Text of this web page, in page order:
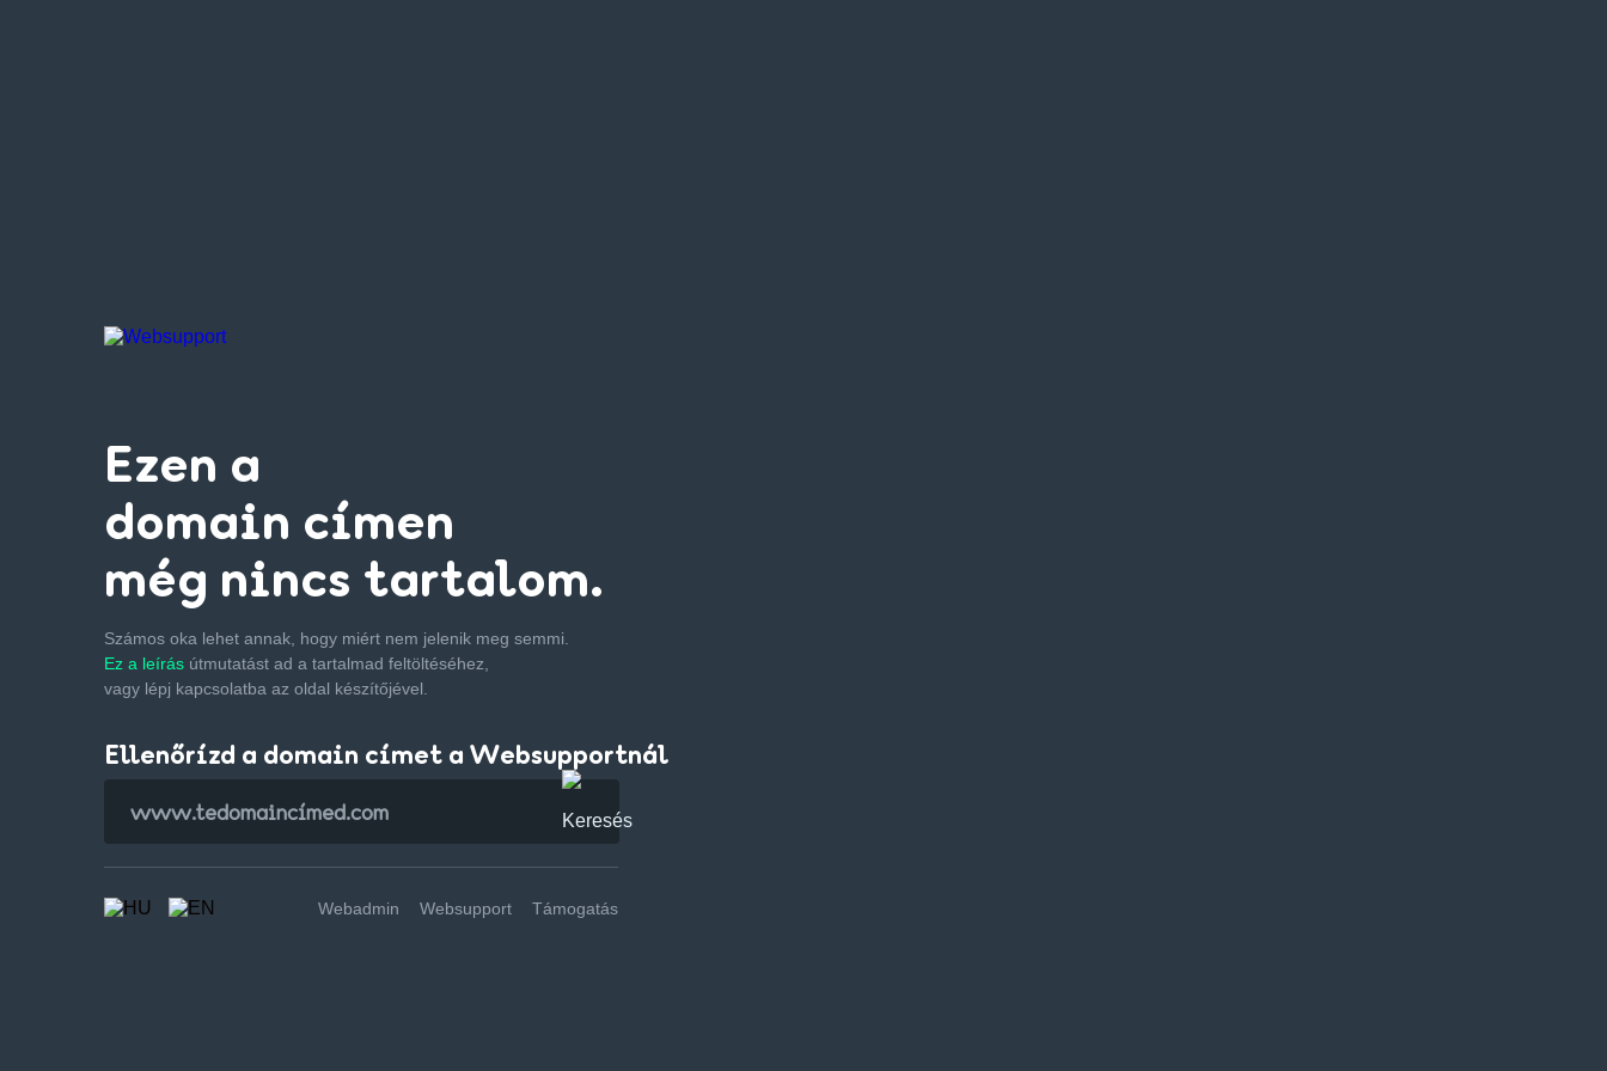
Ezen a
domain címen
még nincs tartalom.
Számos oka lehet annak, hogy miért nem jelenik meg semmi.
Ez a leírás útmutatást ad a tartalmad feltöltéséhez,
vagy lépj kapcsolatba az oldal készítőjével.
Ellenőrízd a domain címet a Websupportnál
Webadmin Websupport Támogatás